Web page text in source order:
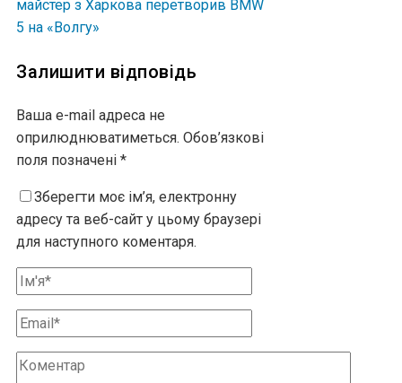
майстер з Харкова перетворив BMW
5 на «Волгу»
Залишити відповідь
Ваша e-mail адреса не
оприлюднюватиметься. Обов’язкові
поля позначені *
Зберегти моє ім’я, електронну
адресу та веб-сайт у цьому браузері
для наступного коментаря.